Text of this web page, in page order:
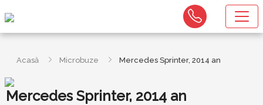
Acasă Microbuze Mercedes Sprinter, 2014 an
Mercedes Sprinter, 2014 an